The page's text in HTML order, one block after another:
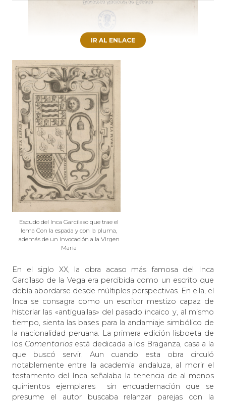
IR AL ENLACE
Escudo del Inca Garcilaso que trae el
lema Con la espada y con la pluma,
además de un invocación a la Virgen
María
En el siglo XX, la obra acaso más famosa del Inca
Garcilaso de la Vega era percibida como un escrito que
debía abordarse desde múltiples perspectivas. En ella, el
Inca se consagra como un escritor mestizo capaz de
historiar las «antiguallas» del pasado incaico y, al mismo
tiempo, sienta las bases para la andamiaje simbólico de
la nacionalidad peruana. La primera edición lisboeta de
los Comentariosestá dedicada a los Braganza, casa a la
que buscó servir. Aun cuando esta obra circuló
notablemente entre la academia andaluza, al morir el
testamento del Inca señalaba la tenencia de al menos
quinientos ejemplares sin encuadernación que se
presume el autor buscaba relanzar parejas con la